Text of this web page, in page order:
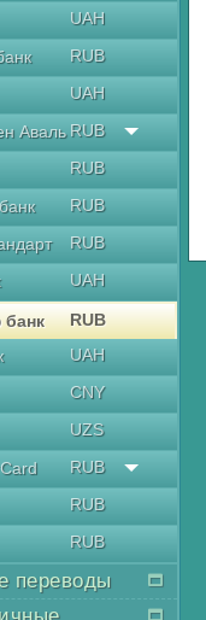
UAH
RUB
UAH
Аваль RUB
RUB
RUB
RUB
UAH
RUB
UAH
CNY
UZS
RUB
RUB
RUB
переводы